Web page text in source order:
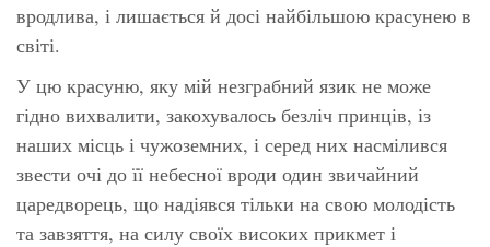
вродлива, і лишається й досі найбільшою красунею в
світі.
У цю красуню, яку мій незграбний язик не може
гідно вихвалити, закохувалось безліч принців, із
наших місць і чужоземних, і серед них насмілився
звести очі до її небесної вроди один звичайний
царедворець, що надіявся тільки на свою молодість
та завзяття, на силу своїх високих прикмет і